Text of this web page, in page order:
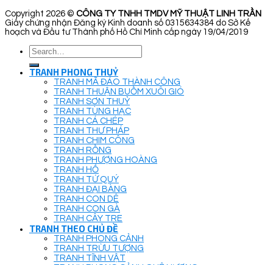
Copyright 2026 © CÔNG TY TNHH TMDV MỸ THUẬT LINH TRẦN
Giấy chứng nhận Đăng ký Kinh doanh số 0315634384 do Sở Kế
hoạch và Đầu tư Thành phố Hồ Chí Minh cấp ngày 19/04/2019
Search
for:
TRANH PHONG THUỶ
TRANH MÃ ĐÁO THÀNH CÔNG
TRANH THUẬN BUỒM XUÔI GIÓ
TRANH SƠN THUỶ
TRANH TÙNG HẠC
TRANH CÁ CHÉP
TRANH THƯ PHÁP
TRANH CHIM CÔNG
TRANH RỒNG
TRANH PHƯỢNG HOÀNG
TRANH HỔ
TRANH TỨ QUÝ
TRANH ĐẠI BÀNG
TRANH CON DÊ
TRANH CON GÀ
TRANH CÂY TRE
TRANH THEO CHỦ ĐỀ
TRANH PHONG CẢNH
TRANH TRỪU TƯỢNG
TRANH TĨNH VẬT